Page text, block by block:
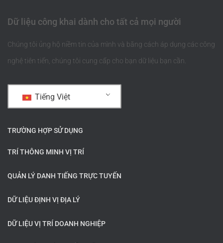
Dữ liệu công khai dành cho tất cả mọi người
Chúng tôi ủng hộ niềm tin của mình và bằng cách áp dụng các công
nghệ tiên tiến, chúng tôi cung cấp cho bạn dữ liệu bạn cần.
Tiếng Việt
TRƯỜNG HỢP SỬ DỤNG
TRÍ THÔNG MINH VỊ TRÍ
QUẢN LÝ DANH TIẾNG TRỰC TUYẾN
DỮ LIỆU ĐỊNH VỊ ĐỊA LÝ
DỮ LIỆU VỊ TRÍ DOANH NGHIỆP